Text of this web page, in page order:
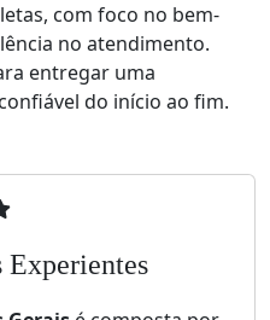
com foco no bem-
no atendimento.
entregar uma
do início ao fim.
Experientes